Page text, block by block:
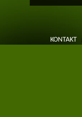
KONTAKT